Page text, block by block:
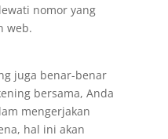
nomor yang
web.
juga benar-benar
bersama, Anda
mengerjakan
hal ini akan